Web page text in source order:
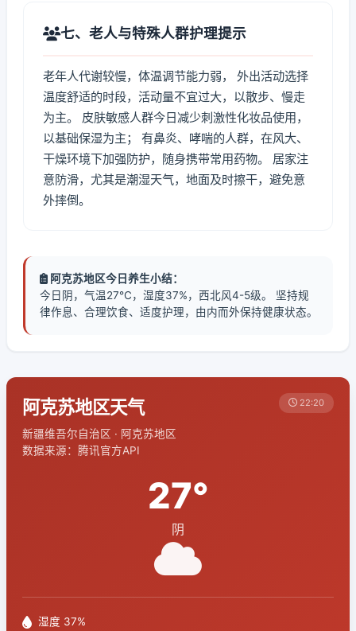
七、老人与特殊人群护理提示
老年人代谢较慢，体温调节能力弱， 外出活动选择
温度舒适的时段，活动量不宜过大，以散步、慢走
为主。 皮肤敏感人群今日减少刺激性化妆品使用，
以基础保湿为主； 有鼻炎、哮喘的人群，在风大、
干燥环境下加强防护，随身携带常用药物。 居家注
意防滑，尤其是潮湿天气，地面及时擦干，避免意
外摔倒。
阿克苏地区今日养生小结：
今日阴，气温27℃，湿度37%，西北风4-5级。 坚持规
律作息、合理饮食、适度护理，由内而外保持健康状态。
阿克苏地区天气
新疆维吾尔自治区 · 阿克苏地区
数据来源：腾讯官方API
22:20
27°
阴
湿度 37%